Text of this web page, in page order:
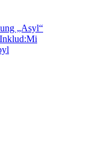
„Asyl“